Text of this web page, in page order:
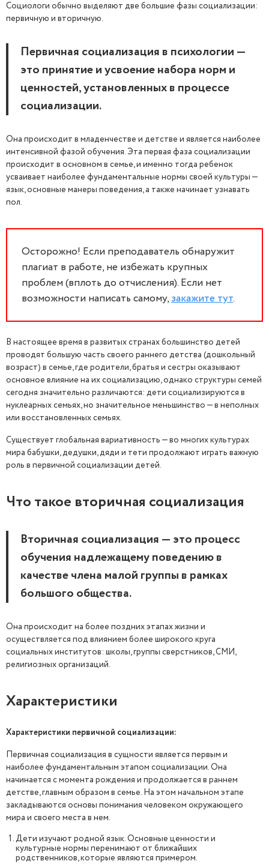
Социологи обычно выделяют две большие фазы социализации:
первичную и вторичную.
Первичная социализация в психологии —
это принятие и усвоение набора норм и
ценностей, установленных в процессе
социализации.
Она происходит в младенчестве и детстве и является наиболее
интенсивной фазой обучения. Эта первая фаза социализации
происходит в основном в семье, и именно тогда ребенок
усваивает наиболее фундаментальные нормы своей культуры —
язык, основные манеры поведения, а также начинает узнавать
пол.
Осторожно! Если преподаватель обнаружит
плагиат в работе, не избежать крупных
проблем (вплоть до отчисления). Если нет
возможности написать самому,закажите тут.
В настоящее время в развитых странах большинство детей
проводят большую часть своего раннего детства (дошкольный
возраст) в семье, где родители, братья и сестры оказывают
основное влияние на их социализацию, однако структуры семей
сегодня значительно различаются: дети социализируются в
нуклеарных семьях, но значительное меньшинство — в неполных
или восстановленных семьях.
Существует глобальная вариативность — во многих культурах
мира бабушки, дедушки, дяди и тети продолжают играть важную
роль в первичной социализации детей.
Что такое вторичная социализация
Вторичная социализация — это процесс
обучения надлежащему поведению в
качестве члена малой группы в рамках
большого общества.
Она происходит на более поздних этапах жизни и
осуществляется под влиянием более широкого круга
социальных институтов: школы, группы сверстников, СМИ,
религиозных организаций.
Характеристики
Характеристики первичной социализации:
Первичная социализация в сущности является первым и
наиболее фундаментальным этапом социализации. Она
начинается с момента рождения и продолжается в раннем
детстве, главным образом в семье. На этом начальном этапе
закладываются основы понимания человеком окружающего
мира и своего места в нем.
Дети изучают родной язык. Основные ценности и
культурные нормы перенимают от ближайших
родственников, которые являются примером.